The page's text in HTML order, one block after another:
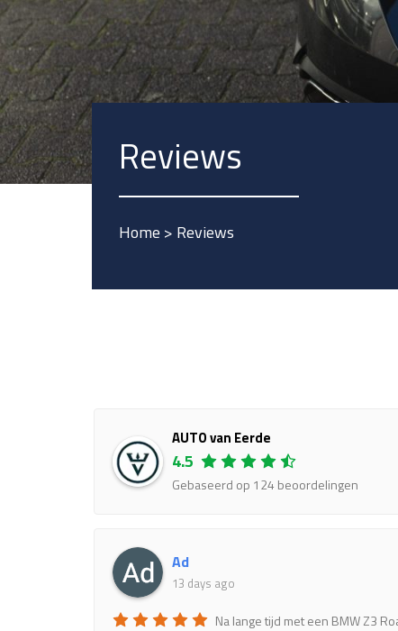
Reviews
Home > Reviews
AUTO van Eerde
4.5
Gebaseerd op 124 beoordelingen
Ad
13 days ago
Na lange tijd met een BMW Z3